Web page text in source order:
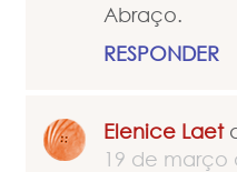
Abraço.
RESPONDER
Elenice Laet
19 de março